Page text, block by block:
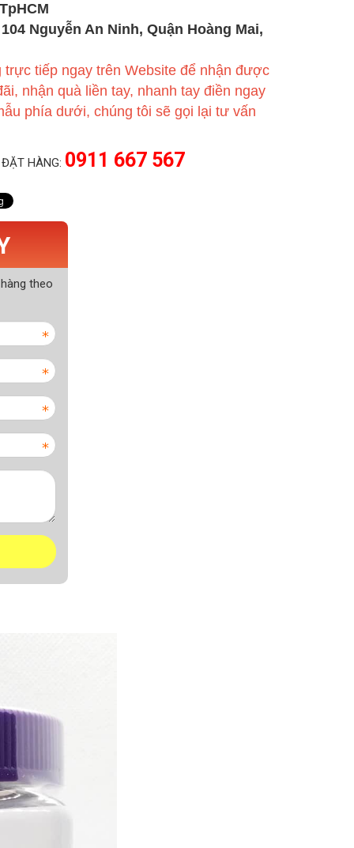
Nguyễn An Ninh, Quận Hoàng Mai,
trực tiếp ngay trên Website để nhận được
nhận quà liền tay, nhanh tay điền ngay
phía dưới, chúng tôi sẽ gọi lại tư vấn
HÀNG: 0911 667 567
theo